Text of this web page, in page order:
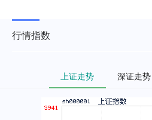
行情指数
上证走势 深证走势